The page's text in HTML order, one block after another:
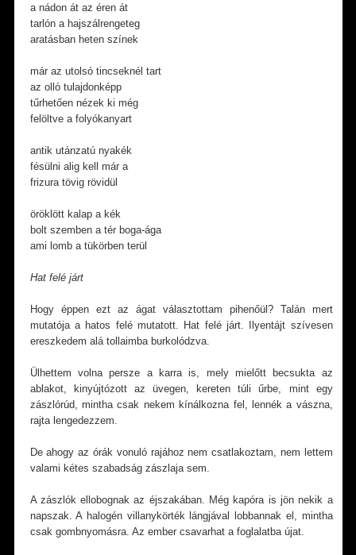
a nádon át az éren át
tarlón a hajszálrengeteg
aratásban heten színek
már az utolsó tincseknél tart
az olló tulajdonképp
tűrhetően nézek ki még
felöltve a folyókanyart
antik utánzatú nyakék
fésülni alig kell már a
frizura tövig rövidül
öröklött kalap a kék
bolt szemben a tér boga-ága
ami lomb a tükörben terül
Hat felé járt
Hogy éppen ezt az ágat választottam pihenőül? Talán mert
mutatója a hatos felé mutatott. Hat felé járt. Ilyentájt szívesen
ereszkedem alá tollaimba burkolódzva.
Ülhettem volna persze a karra is, mely mielőtt becsukta az
ablakot, kinyújtózott az üvegen, kereten túli űrbe, mint egy
zászlórúd, mintha csak nekem kínálkozna fel, lennék a vászna,
rajta lengedezzem.
De ahogy az órák vonuló rajához nem csatlakoztam, nem lettem
valami kétes szabadság zászlaja sem.
A zászlók ellobognak az éjszakában. Még kapóra is jön nekik a
napszak. A halogén villanykörték lángjával lobbannak el, mintha
csak gombnyomásra. Az ember csavarhat a foglalatba újat.